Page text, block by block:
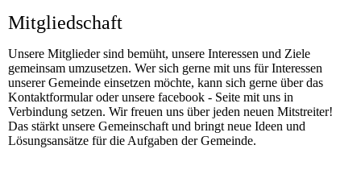
Mitgliedschaft
Unsere Mitglieder sind bemüht, unsere Interessen und Ziele
gemeinsam umzusetzen. Wer sich gerne mit uns für Interessen
unserer Gemeinde einsetzen möchte, kann sich gerne über das
Kontaktformular oder unsere facebook - Seite mit uns in
Verbindung setzen. Wir freuen uns über jeden neuen Mitstreiter!
Das stärkt unsere Gemeinschaft und bringt neue Ideen und
Lösungsansätze für die Aufgaben der Gemeinde.